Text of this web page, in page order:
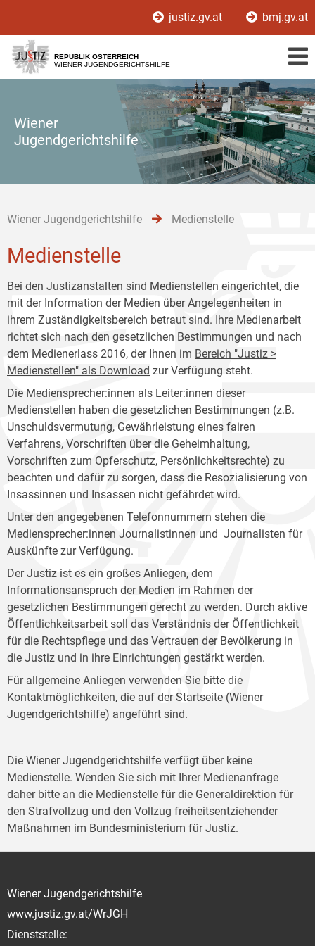
[1]
[2]
[3]
justiz.gv.at bmj.gv.at
REPUBLIK ÖSTERREICH
WIENER JUGENDGERICHTSHILFE
Wiener
Jugendgerichtshilfe
Wiener Jugendgerichtshilfe Medienstelle
Medienstelle
Bei den Justizanstalten sind Medienstellen eingerichtet, die
mit der Information der Medien über Angelegenheiten in
ihrem Zuständigkeitsbereich betraut sind. Ihre Medienarbeit
richtet sich nach den gesetzlichen Bestimmungen und nach
dem Medienerlass 2016, der Ihnen im Bereich "Justiz >
Medienstellen" als Download zur Verfügung steht.
Die Mediensprecher:innen als Leiter:innen dieser
Medienstellen haben die gesetzlichen Bestimmungen (z.B.
Unschuldsvermutung, Gewährleistung eines fairen
Verfahrens, Vorschriften über die Geheimhaltung,
Vorschriften zum Opferschutz, Persönlichkeitsrechte) zu
beachten und dafür zu sorgen, dass die Resozialisierung von
Insassinnen und Insassen nicht gefährdet wird.
Unter den angegebenen Telefonnummern stehen die
Mediensprecher:innen Journalistinnen und Journalisten für
Auskünfte zur Verfügung.
Der Justiz ist es ein großes Anliegen, dem
Informationsanspruch der Medien im Rahmen der
gesetzlichen Bestimmungen gerecht zu werden. Durch aktive
Öffentlichkeitsarbeit soll das Verständnis der Öffentlichkeit
für die Rechtspflege und das Vertrauen der Bevölkerung in
die Justiz und in ihre Einrichtungen gestärkt werden.
Für allgemeine Anliegen verwenden Sie bitte die
Kontaktmöglichkeiten, die auf der Startseite (Wiener
Jugendgerichtshilfe) angeführt sind.
Die Wiener Jugendgerichtshilfe verfügt über keine
Medienstelle. Wenden Sie sich mit Ihrer Medienanfrage
daher bitte an die Medienstelle für die Generaldirektion für
den Strafvollzug und den Vollzug freiheitsentziehender
Maßnahmen im Bundesministerium für Justiz.
Wiener Jugendgerichtshilfe
www.justiz.gv.at/WrJGH
Dienststelle: